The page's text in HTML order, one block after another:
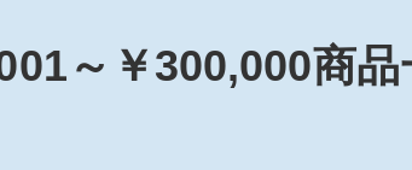
～￥300,000商品